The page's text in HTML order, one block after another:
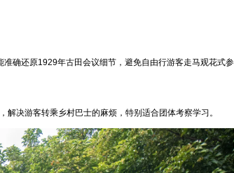
确还原1929年古田会议细节，避免自由行游客走马观花式参
决游客转乘乡村巴士的麻烦，特别适合团体考察学习。